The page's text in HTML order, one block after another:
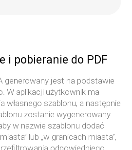
i pobieranie do PDF
generowany jest na podstawie
W aplikacji użytkownik ma
własnego szablonu, a następnie
zostanie wygenerowany
w nazwie szablonu dodać
lub „w granicach miasta”,